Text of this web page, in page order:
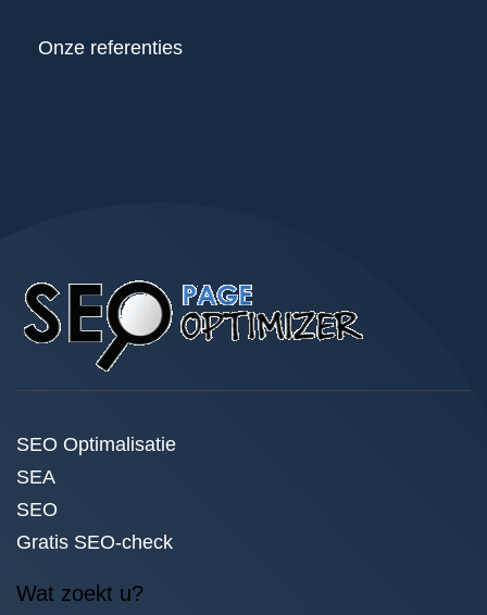
Onze referenties
SEO Optimalisatie
SEA
SEO
Gratis SEO-check
Wat zoekt u?